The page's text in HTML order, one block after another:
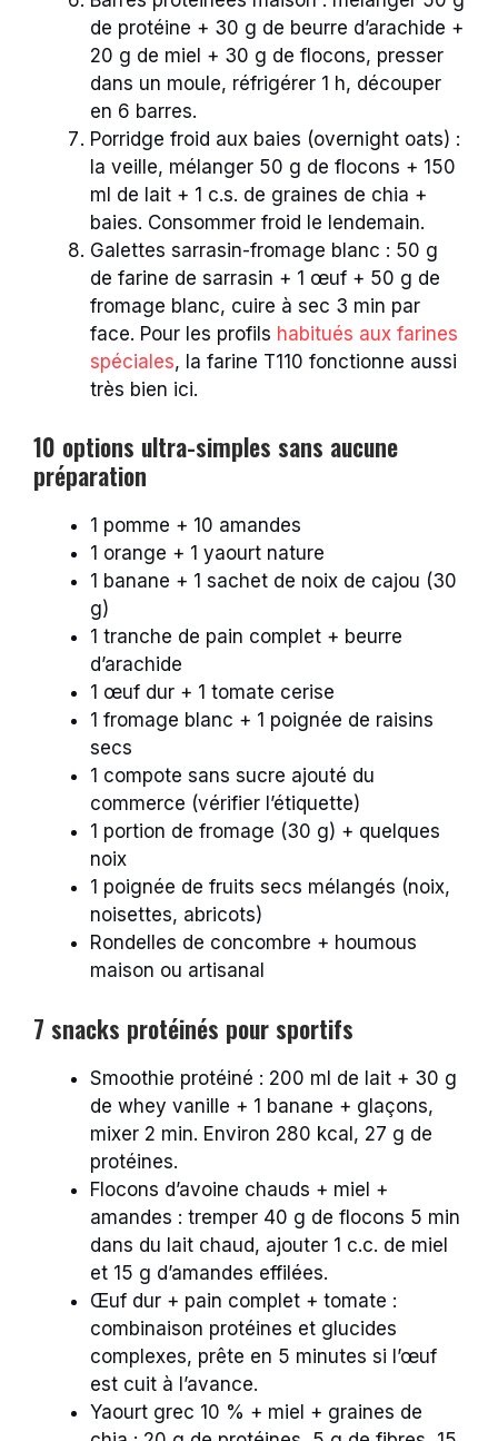
de protéine + 30 g de beurre d’arachide +
20 g de miel + 30 g de flocons, presser
dans un moule, réfrigérer 1 h, découper
en 6 barres.
Porridge froid aux baies (overnight oats) :
la veille, mélanger 50 g de flocons + 150
ml de lait + 1 c.s. de graines de chia +
baies. Consommer froid le lendemain.
Galettes sarrasin-fromage blanc : 50 g
de farine de sarrasin + 1 œuf + 50 g de
fromage blanc, cuire à sec 3 min par
face. Pour les profils habitués aux farines
spéciales, la farine T110 fonctionne aussi
très bien ici.
10 options ultra-simples sans aucune
préparation
1 pomme + 10 amandes
1 orange + 1 yaourt nature
1 banane + 1 sachet de noix de cajou (30
g)
1 tranche de pain complet + beurre
d’arachide
1 œuf dur + 1 tomate cerise
1 fromage blanc + 1 poignée de raisins
secs
1 compote sans sucre ajouté du
commerce (vérifier l’étiquette)
1 portion de fromage (30 g) + quelques
noix
1 poignée de fruits secs mélangés (noix,
noisettes, abricots)
Rondelles de concombre + houmous
maison ou artisanal
7 snacks protéinés pour sportifs
Smoothie protéiné : 200 ml de lait + 30 g
de whey vanille + 1 banane + glaçons,
mixer 2 min. Environ 280 kcal, 27 g de
protéines.
Flocons d’avoine chauds + miel +
amandes : tremper 40 g de flocons 5 min
dans du lait chaud, ajouter 1 c.c. de miel
et 15 g d’amandes effilées.
Œuf dur + pain complet + tomate :
combinaison protéines et glucides
complexes, prête en 5 minutes si l’œuf
est cuit à l’avance.
Yaourt grec 10 % + miel + graines de